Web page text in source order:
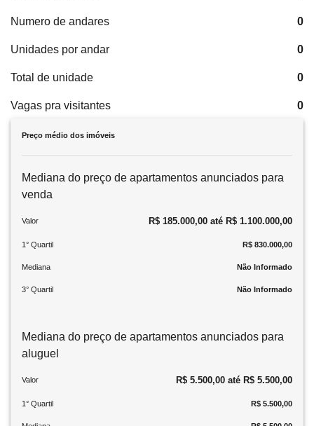
Numero de andares 0
Unidades por andar 0
Total de unidade 0
Vagas pra visitantes 0
Preço médio dos imóveis
Mediana do preço de apartamentos anunciados para
venda
Valor R$ 185.000,00 até R$ 1.100.000,00
1° Quartil R$ 830.000,00
Mediana Não Informado
3° Quartil Não Informado
Mediana do preço de apartamentos anunciados para
aluguel
Valor R$ 5.500,00 até R$ 5.500,00
1° Quartil R$ 5.500,00